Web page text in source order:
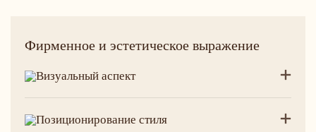
Фирменное и эстетическое выражение
Визуальный аспект
Позиционирование стиля